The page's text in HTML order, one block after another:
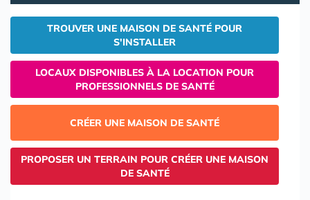
TROUVER UNE MAISON DE SANTÉ POUR
S'INSTALLER
LOCAUX DISPONIBLES À LA LOCATION POUR
PROFESSIONNELS DE SANTÉ
CRÉER UNE MAISON DE SANTÉ
PROPOSER UN TERRAIN POUR CRÉER UNE MAISON
DE SANTÉ